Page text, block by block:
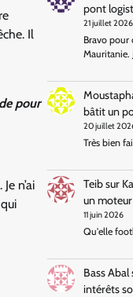
Il
pour
n’ai
pont
21 juillet 2026
Bravo pour
Mauritanie.
bâtit un
20 juillet
Très bien
Teibsur
un
11 juin 2026
Qu'elle
Bass Abal
intérêts